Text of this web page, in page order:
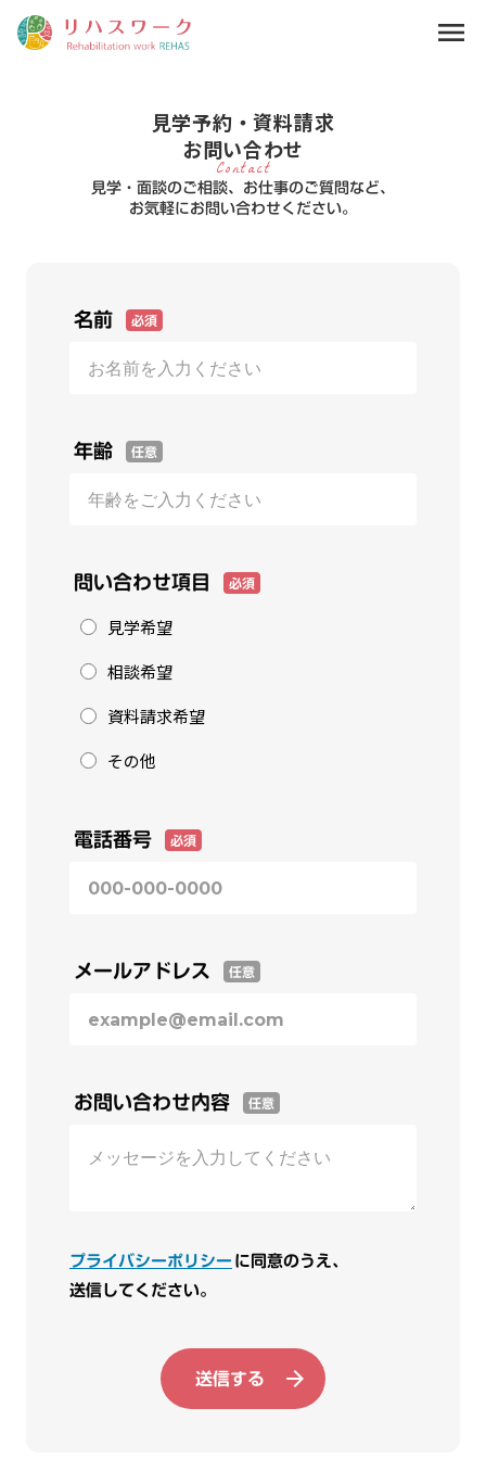
見学予約・資料請求
お問い合わせ
Contact
見学・面談のご相談、お仕事のご質問など、
お気軽にお問い合わせください。
menu
名前 必須
年齢 任意
問い合わせ項目 必須
見学希望
相談希望
資料請求希望
その他
電話番号 必須
メールアドレス 任意
お問い合わせ内容 任意
プライバシーポリシーに同意のうえ、
送信してください。
送信する arrow_forward